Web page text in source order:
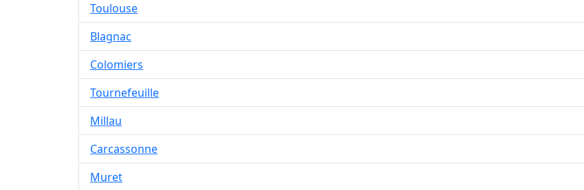
Toulouse
Blagnac
Colomiers
Tournefeuille
Millau
Carcassonne
Muret